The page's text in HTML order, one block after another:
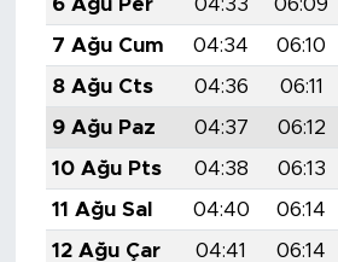
6 Ağu Per
04:33 06:09
7 Ağu Cum
04:34 06:10
8 Ağu Cts
04:36 06:11
9 Ağu Paz
04:37 06:12
10 Ağu Pts
04:38 06:13
11 Ağu Sal
04:40 06:14
12 Ağu Çar
04:41 06:14